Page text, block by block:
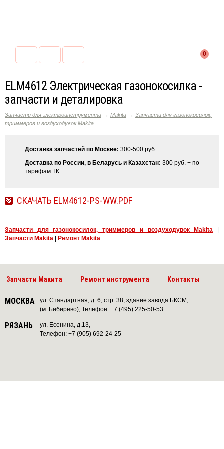
0
ELM4612 Электрическая газонокосилка -
запчасти и деталировка
Запчасти для электроинструмента → Makita → Запчасти для газонокосилок,
триммеров и воздуходувок Makita
Доставка запчастей по Москве: 300-500 руб.
Доставка по России, в Беларусь и Казахстан: 300 руб. + по
тарифам ТК
СКАЧАТЬ ELM4612-PS-WW.PDF
Запчасти для газонокосилок, триммеров и воздуходувок Makita
Запчасти Makita
Ремонт Makita
Запчасти Макита Ремонт инструмента Контакты
МОСКВА
ул. Стандартная, д. 6, стр. 38, здание завода БКСМ,
(м. Бибирево), Телефон: +7 (495) 225-50-53
РЯЗАНЬ
ул. Есенина, д.13,
Телефон: +7 (905) 692-24-25